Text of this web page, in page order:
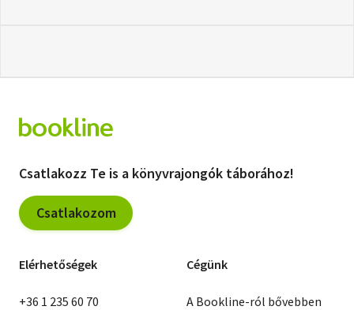
Csatlakozz Te is a könyvrajongók táborához!
Csatlakozom
Elérhetőségek
+36 1 235 60 70
Cégünk
A Bookline-ról bővebben